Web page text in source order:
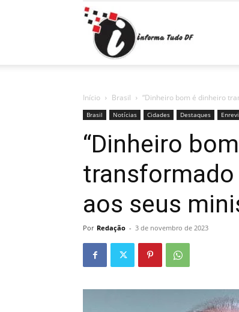
Informa
Tudo
Início Brasil “Dinheiro bom é dinheiro
Brasil Notícias Cidades Destaques
“Dinheiro
transformado
aos seus
Por Redação - 3 de novembro de 2023